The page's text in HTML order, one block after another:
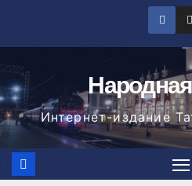
Народная
Интернет-издание